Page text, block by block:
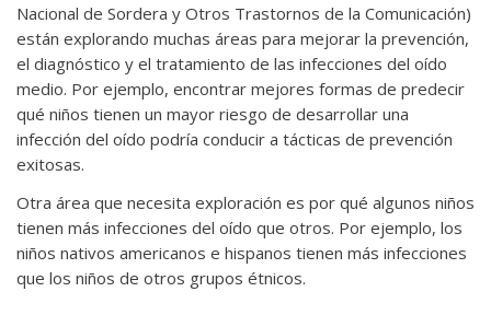
Nacional de Sordera y Otros Trastornos de la Comunicación)
están explorando muchas áreas para mejorar la prevención,
el diagnóstico y el tratamiento de las infecciones del oído
medio. Por ejemplo, encontrar mejores formas de predecir
qué niños tienen un mayor riesgo de desarrollar una
infección del oído podría conducir a tácticas de prevención
exitosas.
Otra área que necesita exploración es por qué algunos niños
tienen más infecciones del oído que otros. Por ejemplo, los
niños nativos americanos e hispanos tienen más infecciones
que los niños de otros grupos étnicos.